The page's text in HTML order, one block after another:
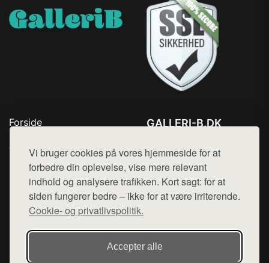
Vi bruger cookies på vores hjemmeside for at
forbedre din oplevelse, vise mere relevant
indhold og analysere trafikken. Kort sagt: for at
siden fungerer bedre – ikke for at være irriterende.
Cookie- og privatlivspolitik.
Accepter alle
Forside
Top Rabatter
Blog
Kontakt
GALLERI-B.DK
Mail: hej@want.dk
Cookie- og privatlivspolitik
Denne side er en del af want.dk, der udgiver en række
hjemmesider med præsentation af forskellige produkter fra